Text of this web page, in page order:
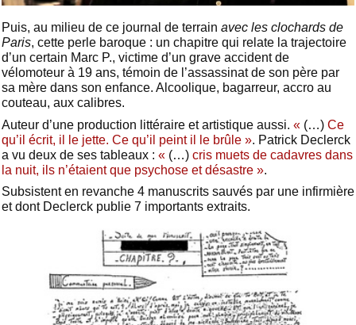
Puis, au milieu de ce journal de terrain avec les clochards de
Paris, cette perle baroque : un chapitre qui relate la trajectoire
d’un certain Marc P., victime d’un grave accident de
vélomoteur à 19 ans, témoin de l’assassinat de son père par
sa mère dans son enfance. Alcoolique, bagarreur, accro au
couteau, aux calibres.
Auteur d’une production littéraire et artistique aussi. « (…) Ce
qu’il écrit, il le jette. Ce qu’il peint il le brûle ». Patrick Declerck
a vu deux de ses tableaux : « (…) cris muets de cadavres dans
la nuit, ils n’étaient que psychose et désastre ».
Subsistent en revanche 4 manuscrits sauvés par une infirmière
et dont Declerck publie 7 importants extraits.